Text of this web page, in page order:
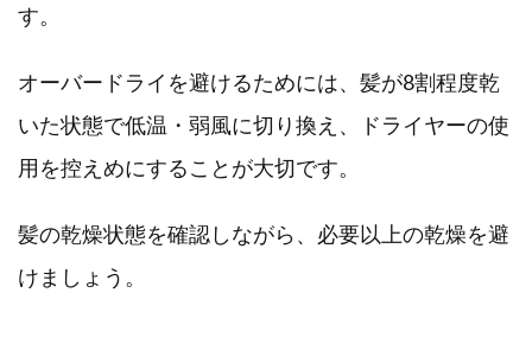
す。
オーバードライを避けるためには、髪が8割程度乾
いた状態で低温・弱風に切り換え、ドライヤーの使
用を控えめにすることが大切です。
髪の乾燥状態を確認しながら、必要以上の乾燥を避
けましょう。